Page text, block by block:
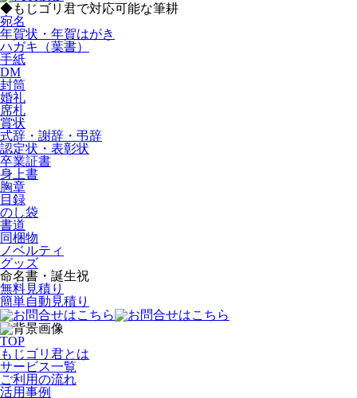
◆もじゴリ君で対応可能な筆耕
宛名
年賀状・年賀はがき
ハガキ（葉書）
手紙
DM
封筒
婚礼
席札
賞状
式辞・謝辞・弔辞
認定状・表彰状
卒業証書
身上書
胸章
目録
のし袋
書道
同梱物
ノベルティ
グッズ
命名書・誕生祝
無料見積り
簡単自動見積り
TOP
もじゴリ君とは
サービス一覧
ご利用の流れ
活用事例